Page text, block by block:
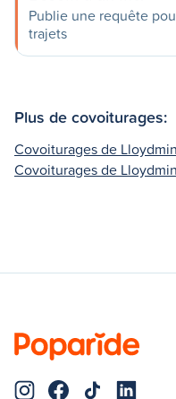
Publie une requête
trajets
Plus de covoiturages:
Covoiturages de
Covoiturages de